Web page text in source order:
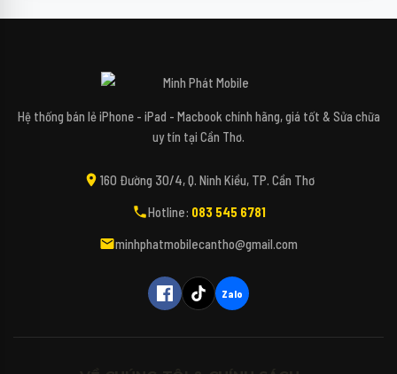
✕
Xin chào bạn! Mình là Mipi - Trợ lý công nghệ
AI của Minh Phát Mobile đây. 📱✨
Bạn đang tìm kiếm các dòng điện thoại,
máy tính, iPad hay các phụ kiện bao da, kính
(Bấm biểu tượng Micro để nói trực tiếp với
Hệ thống bán lẻ iPhone - iPad - Macbook chính hãng, giá tốt & Sửa chữa
uy tín tại Cần Thơ.
160 Đường 30/4, Q. Ninh Kiều, TP. Cần Thơ
Hotline: 083 545 6781
minhphatmobilecantho@gmail.com
Zalo